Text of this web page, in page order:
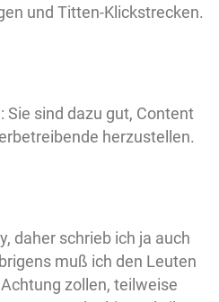
und Titten-Klickstrecken.
Sie sind dazu gut, Content
herzustellen.
daher schrieb ich ja auch
muß ich den Leuten
zollen, teilweise